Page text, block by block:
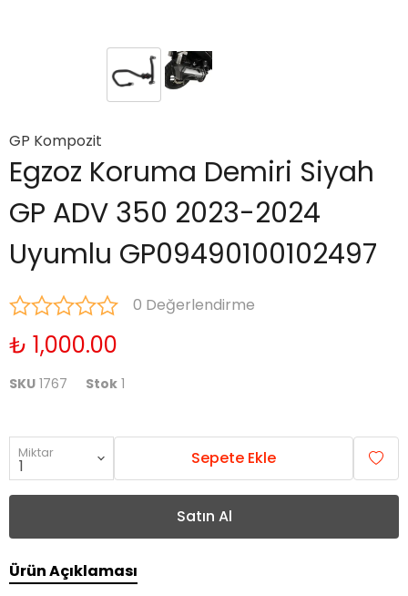
GP Kompozit
Egzoz Koruma Demiri Siyah
GP ADV 350 2023-2024
Uyumlu GP09490100102497
0 Değerlendirme
₺ 1,000.00
SKU 1767 Stok 1
Miktar Sepete Ekle
Satın Al
Ürün Açıklaması